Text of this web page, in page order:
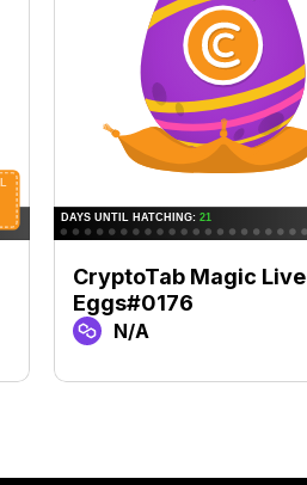
CryptoTab Magic Live
Eggs#0176
N/A